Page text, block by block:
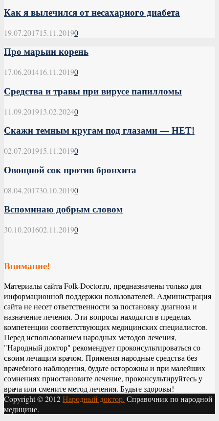
Как я вылечился от несахарного диабета
19.07.201715.11.20190
Про марьин корень
17.06.201416.11.20190
Средства и травы при вирусе папилломы
11.09.201913.02.20240
Скажи темным кругам под глазами — НЕТ!
02.07.201915.11.20190
Овощной сок против бронхита
08.04.201730.10.20190
Вспоминаю добрым словом
30.10.201602.11.20190
Внимание!
Материалы сайта Folk-Doctor.ru, предназначены только для
информационной поддержки пользователей. Администрация
сайта не несет ответственности за постановку диагноза и
назначение лечения. Эти вопросы находятся в пределах
компетенции соответствующих медицинских специалистов.
Перед использованием народных методов лечения,
"Народный доктор" рекомендует проконсультироваться со
своим лечащим врачом. Применяя народные средства без
врачебного наблюдения, будьте осторожны и при малейших
сомнениях приостановите лечение, проконсультируйтесь у
врача или смените метод лечения. Будьте здоровы!
Copyright © 2012Народный доктор. Справочник по народной
медицине.